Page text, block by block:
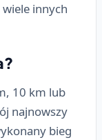
innych
10 km lub
najnowszy
bieg